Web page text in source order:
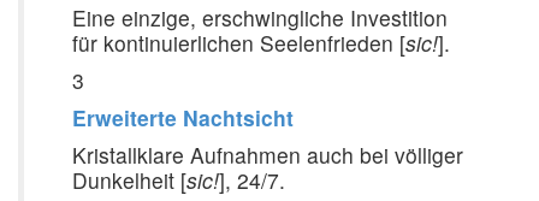
Eine einzige, erschwingliche Investition
für kontinuierlichen Seelenfrieden [sic!].
3
Erweiterte Nachtsicht
Kristallklare Aufnahmen auch bei völliger
Dunkelheit [sic!], 24/7.